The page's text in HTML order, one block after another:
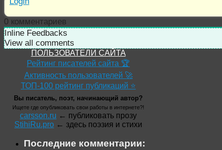
0 комментариев
Inline Feedbacks
View all comments
ПОЛЬЗОВАТЕЛИ САЙТА
Рейтинг писателей сайта 🏆
Активность пользователей 🚀
ТОП-100 рейтинг публикаций ⭐
Вы писатель, поэт, начинающий автор?
Ищете где опубликовать свои работы в интернете?!
carsson.ru ← публиковать прозу
StihiRu.pro ← здесь поэзия и стихи
Последние комментарии: